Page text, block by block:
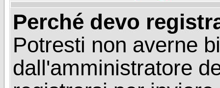
Perché devo
Potresti non averne
dall'amministratore